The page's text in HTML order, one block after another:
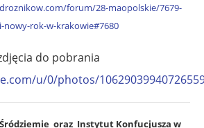
forum/28-maopolskie/7679-
nowy-rok-w-krakowie#7680
do pobrania
u/0/photos/
oraz Instytut Konfucjusza w